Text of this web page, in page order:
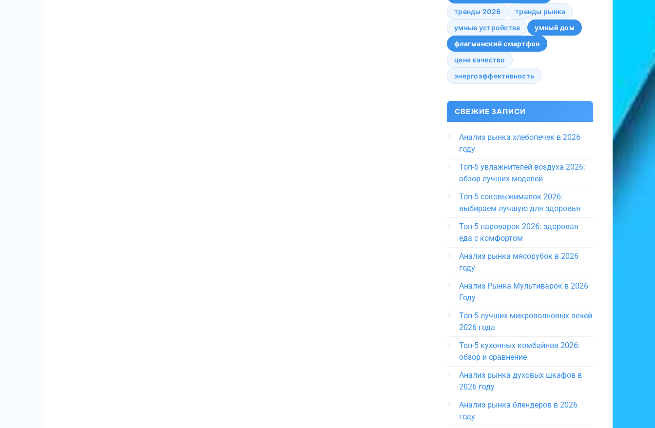
тренды 2026
тренды рынка
умные устройства
умный дом
флагманский смартфон
цена качество
энергоэффективность
СВЕЖИЕ ЗАПИСИ
Анализ рынка хлебопечек в 2026
году
Топ-5 увлажнителей воздуха 2026:
обзор лучших моделей
Топ-5 соковыжималок 2026:
выбираем лучшую для здоровья
Топ-5 пароварок 2026: здоровая
еда с комфортом
Анализ рынка мясорубок в 2026
году
Анализ Рынка Мультиварок в 2026
Году
Топ-5 лучших микроволновых печей
2026 года
Топ-5 кухонных комбайнов 2026:
обзор и сравнение
Анализ рынка духовых шкафов в
2026 году
Анализ рынка блендеров в 2026
году